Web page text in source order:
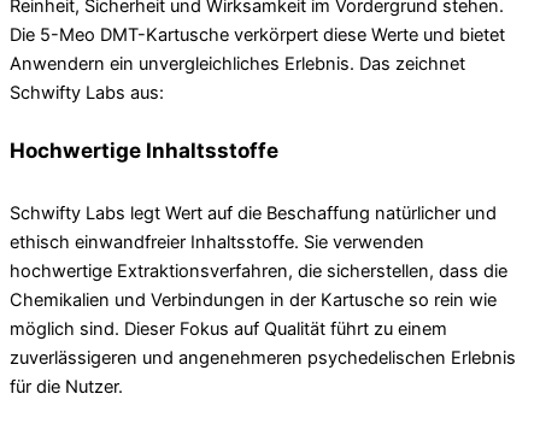
Reinheit, Sicherheit und Wirksamkeit im Vordergrund stehen.
Die 5-Meo DMT-Kartusche verkörpert diese Werte und bietet
Anwendern ein unvergleichliches Erlebnis. Das zeichnet
Schwifty Labs aus:
Hochwertige Inhaltsstoffe
Schwifty Labs legt Wert auf die Beschaffung natürlicher und
ethisch einwandfreier Inhaltsstoffe. Sie verwenden
hochwertige Extraktionsverfahren, die sicherstellen, dass die
Chemikalien und Verbindungen in der Kartusche so rein wie
möglich sind. Dieser Fokus auf Qualität führt zu einem
zuverlässigeren und angenehmeren psychedelischen Erlebnis
für die Nutzer.